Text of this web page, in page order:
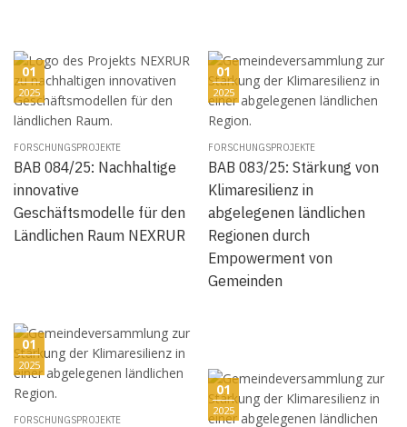
01
2025
FORSCHUNGSPROJEKTE
BAB 084/25: Nachhaltige
innovative
Geschäftsmodelle für den
Ländlichen Raum NEXRUR
01
2025
FORSCHUNGSPROJEKTE
BAB 083/25: Stärkung von
Klimaresilienz in
abgelegenen ländlichen
Regionen durch
Empowerment von
Gemeinden
01
2025
FORSCHUNGSPROJEKTE
01
2025